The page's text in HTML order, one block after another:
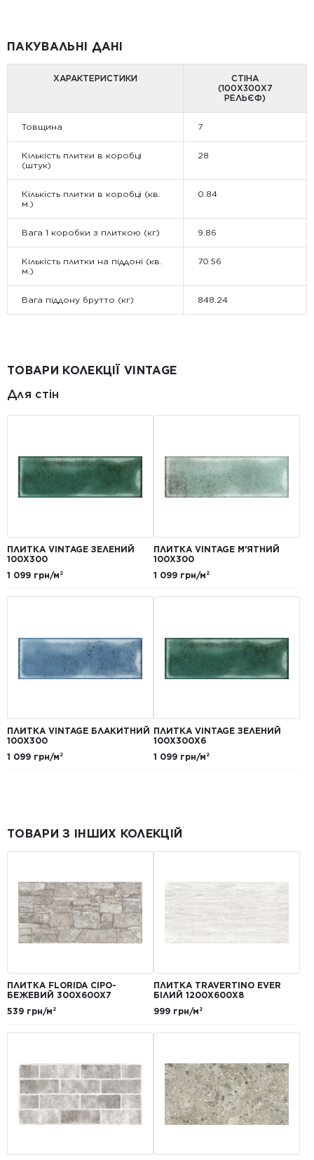
ПАКУВАЛЬНІ ДАНІ
ХАРАКТЕРИСТИКИ
СТІНА
(100Х300Х7
РЕЛЬЄФ)
Товщина 7
Кількість плитки в коробці
(штук)
28
Кількість плитки в коробці (кв.
м.)
0.84
Вага 1 коробки з плиткою (кг) 9.86
Кількість плитки на піддоні (кв.
м.)
70.56
Вага піддону брутто (кг) 848.24
ТОВАРИ КОЛЕКЦІЇ VINTAGE
Для стін
ПЛИТКА VINTAGE ЗЕЛЕНИЙ
100X300
1 099 грн/м²
ПЛИТКА VINTAGE М'ЯТНИЙ
100X300
1 099 грн/м²
ПЛИТКА VINTAGE БЛАКИТНИЙ
100X300
1 099 грн/м²
ПЛИТКА VINTAGE ЗЕЛЕНИЙ
100Х300X6
1 099 грн/м²
ТОВАРИ З ІНШИХ КОЛЕКЦІЙ
ПЛИТКА FLORIDA СІРО-
БЕЖЕВИЙ 300Х600Х7
539 грн/м²
ПЛИТКА TRAVERTINO EVER
БІЛИЙ 1200Х600Х8
999 грн/м²